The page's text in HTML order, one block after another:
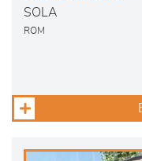
SOLA
ROM